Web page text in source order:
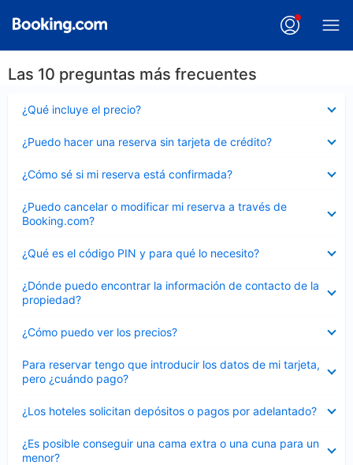
Las 10 preguntas más frecuentes
¿Qué incluye el precio?
cerrado
¿Puedo hacer una reserva sin tarjeta de crédito?
cerrado
¿Cómo sé si mi reserva está confirmada?
cerrado
¿Puedo cancelar o modificar mi reserva a través de
Booking.com?
cerrado
¿Qué es el código PIN y para qué lo necesito?
cerrado
¿Dónde puedo encontrar la información de contacto de la
propiedad?
cerrado
¿Cómo puedo ver los precios?
cerrado
Para reservar tengo que introducir los datos de mi tarjeta,
pero ¿cuándo pago?
cerrado
¿Los hoteles solicitan depósitos o pagos por adelantado?
cerrado
¿Es posible conseguir una cama extra o una cuna para un
menor?
cerrado